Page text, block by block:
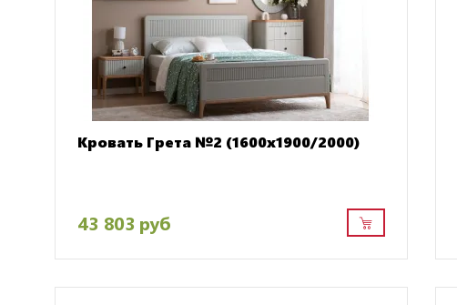
Кровать Грета №2 (1600х1900/2000)
43 803 руб